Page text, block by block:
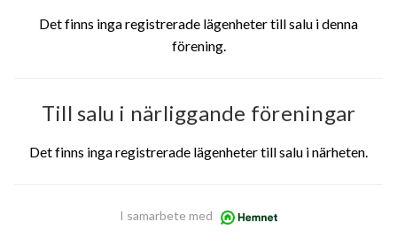
Det finns inga registrerade lägenheter till salu i denna
förening.
Till salu i närliggande föreningar
Det finns inga registrerade lägenheter till salu i närheten.
I samarbete med